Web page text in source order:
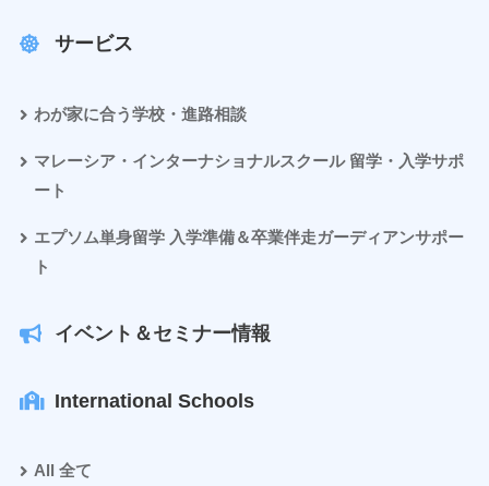
サービス
わが家に合う学校・進路相談
マレーシア・インターナショナルスクール 留学・入学サポ
ート
エプソム単身留学 入学準備＆卒業伴走ガーディアンサポー
ト
イベント＆セミナー情報
International Schools
All 全て